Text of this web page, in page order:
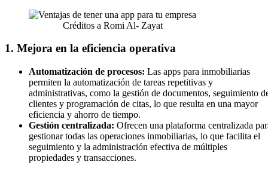
Créditos a Romi Al- Zayat
1. Mejora en la eficiencia operativa
Automatización de procesos: Las apps para inmobiliarias
permiten la automatización de tareas repetitivas y
administrativas, como la gestión de documentos, seguimiento
clientes y programación de citas, lo que resulta en una mayor
eficiencia y ahorro de tiempo.
Gestión centralizada: Ofrecen una plataforma centralizada
gestionar todas las operaciones inmobiliarias, lo que facilita el
seguimiento y la administración efectiva de múltiples
propiedades y transacciones.